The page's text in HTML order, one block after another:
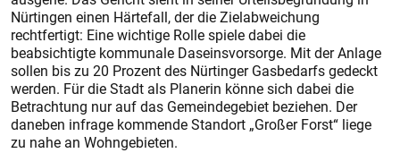
Nürtingen einen Härtefall, der die Zielabweichung
rechtfertigt: Eine wichtige Rolle spiele dabei die
beabsichtigte kommunale Daseinsvorsorge. Mit der Anlage
sollen bis zu 20 Prozent des Nürtinger Gasbedarfs gedeckt
werden. Für die Stadt als Planerin könne sich dabei die
Betrachtung nur auf das Gemeindegebiet beziehen. Der
daneben infrage kommende Standort „Großer Forst“ liege
zu nahe an Wohngebieten.